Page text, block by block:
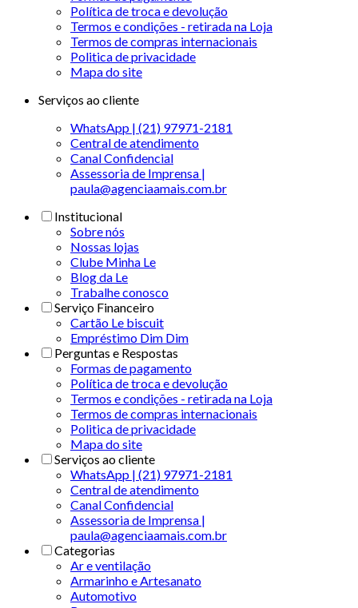
Política de troca e devolução
Termos e condições - retirada na Loja
Termos de compras internacionais
Politica de privacidade
Mapa do site
Serviços ao cliente
WhatsApp | (21) 97971-2181
Central de atendimento
Canal Confidencial
Assessoria de Imprensa |
paula@agenciaamais.com.br
Institucional
Sobre nós
Nossas lojas
Clube Minha Le
Blog da Le
Trabalhe conosco
Serviço Financeiro
Cartão Le biscuit
Empréstimo Dim Dim
Perguntas e Respostas
Formas de pagamento
Política de troca e devolução
Termos e condições - retirada na Loja
Termos de compras internacionais
Politica de privacidade
Mapa do site
Serviços ao cliente
WhatsApp | (21) 97971-2181
Central de atendimento
Canal Confidencial
Assessoria de Imprensa |
paula@agenciaamais.com.br
Categorias
Ar e ventilação
Armarinho e Artesanato
Automotivo